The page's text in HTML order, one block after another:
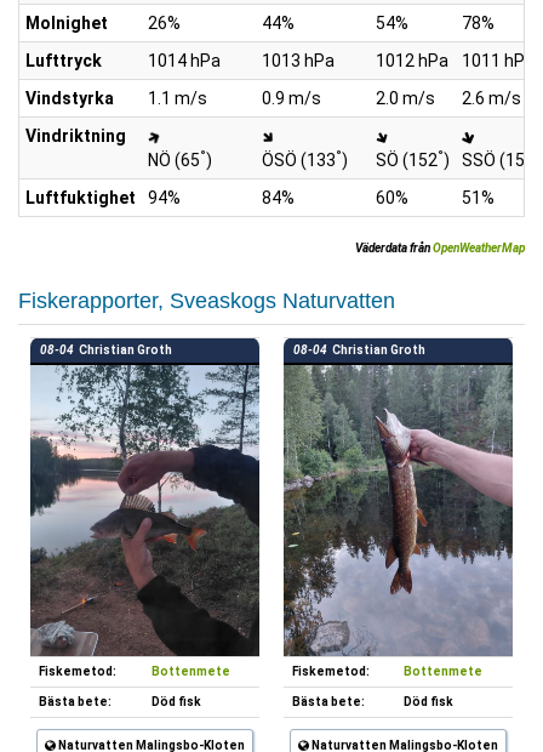
Molnighet
26% 44% 54%
78%
Lufttryck
1014 hPa 1013 hPa 1012 hPa
1011 hPa
Vindstyrka
1.1 m/s 0.9 m/s 2.0 m/s
2.6 m/s
Vindriktning
NÖ (65°) ÖSÖ (133°) SÖ (152°) SSÖ (159
Luftfuktighet
94% 84% 60% 51%
Väderdata frånOpenWeatherMap
Fiskerapporter, Sveaskogs Naturvatten
08-04 Christian Groth
Fiskemetod: Bottenmete
Bästa bete: Död fisk
Naturvatten Malingsbo-Kloten
08-04 Christian Groth
Fiskemetod: Bottenmete
Bästa bete: Död fisk
Naturvatten Malingsbo-Kloten